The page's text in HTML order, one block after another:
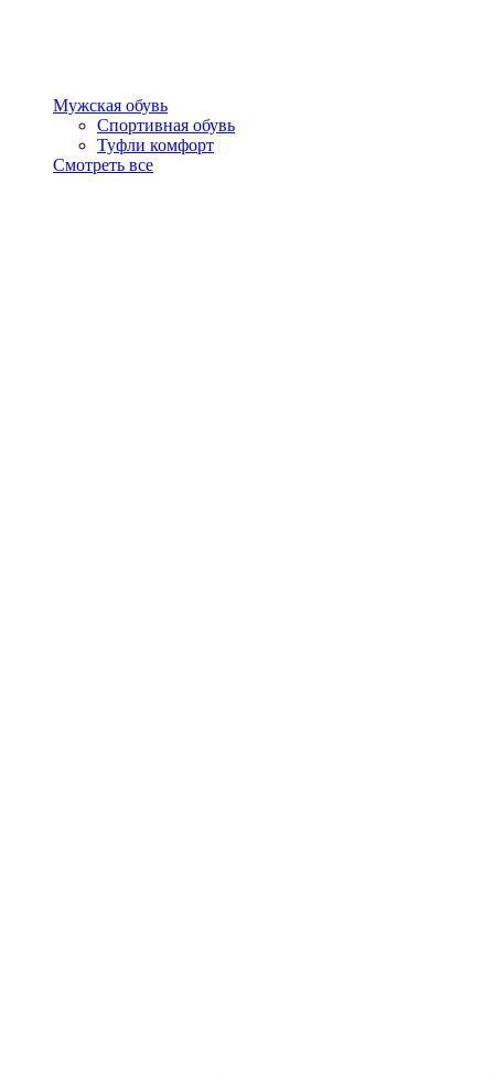
Мужская обувь
Спортивная обувь
Туфли комфорт
Смотреть все